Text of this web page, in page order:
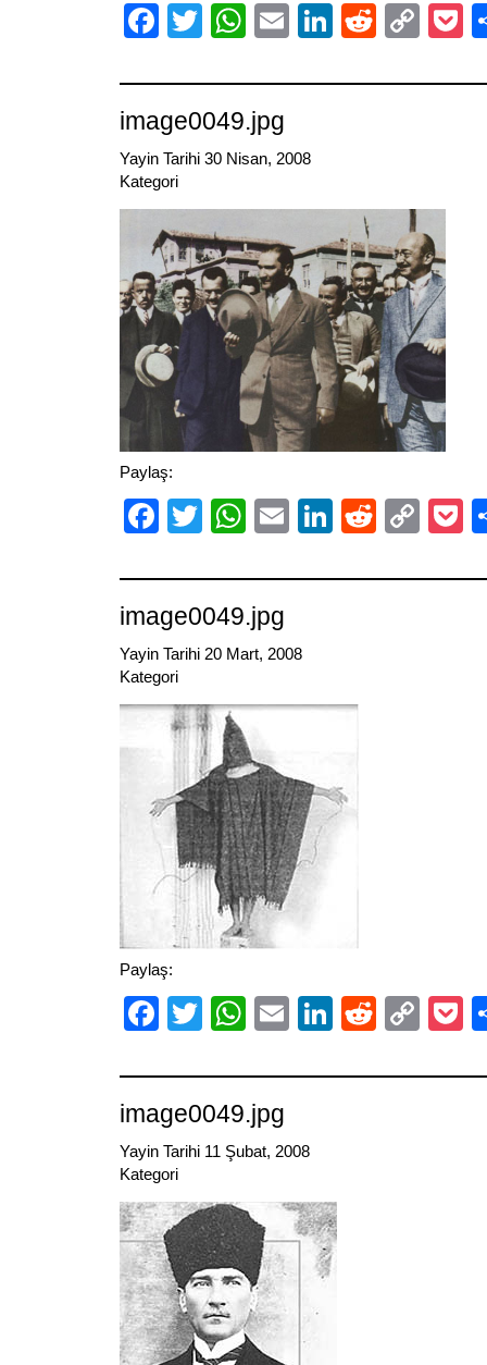
Facebook
TwitterWhatsApp
EmailLinkedIn
Reddit
image0049.jpg
Yayin Tarihi 30 Nisan, 2008
Kategori
Paylaş:
Facebook
TwitterWhatsApp
EmailLinkedIn
Reddit
image0049.jpg
Yayin Tarihi 20 Mart, 2008
Kategori
Paylaş:
Facebook
TwitterWhatsApp
EmailLinkedIn
Reddit
image0049.jpg
Yayin Tarihi 11 Şubat, 2008
Kategori